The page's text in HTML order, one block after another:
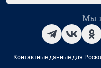
Мы
Контактные данные для